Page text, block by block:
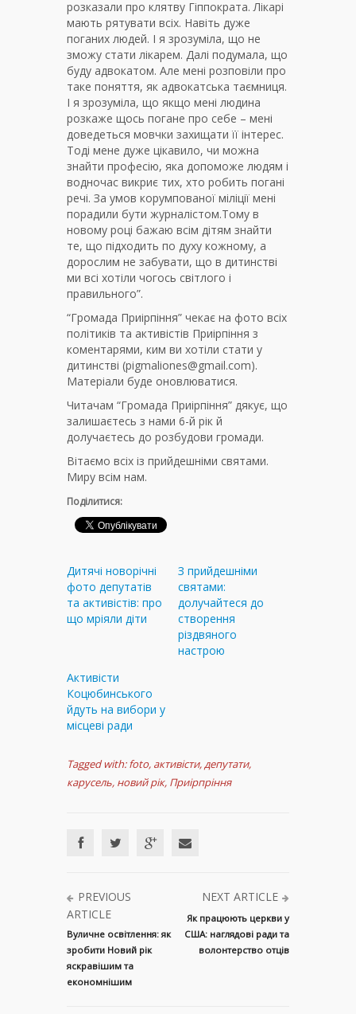
розказали про клятву Гіппократа. Лікарі
мають рятувати всіх. Навіть дуже
поганих людей. І я зрозуміла, що не
зможу стати лікарем. Далі подумала, що
буду адвокатом. Але мені розповіли про
таке поняття, як адвокатська таємниця.
І я зрозуміла, що якщо мені людина
розкаже щось погане про себе – мені
доведеться мовчки захищати її інтерес.
Тоді мене дуже цікавило, чи можна
знайти професію, яка допоможе людям і
водночас викриє тих, хто робить погані
речі. За умов корумпованої міліції мені
порадили бути журналістом.Тому в
новому році бажаю всім дітям знайти
те, що підходить по духу кожному, а
дорослим не забувати, що в дитинстві
ми всі хотіли чогось світлого і
правильного”.
“Громада Приірпіння” чекає на фото всіх
політиків та активістів Приірпіння з
коментарями, ким ви хотіли стати у
дитинстві (pigmaliones@gmail.com).
Матеріали буде оновлюватися.
Читачам “Громада Приірпіння” дякує, що
залишаєтесь з нами 6-й рік й
долучаєтесь до розбудови громади.
Вітаємо всіх із прийдешніми святами.
Миру всім нам.
Поділитися:
Дитячі новорічні
фото депутатів
та активістів: про
що мріяли діти
З прийдешніми
святами:
долучайтеся до
створення
різдвяного
настрою
Активісти
Коцюбинського
йдуть на вибори у
місцеві ради
Tagged with: foto, активісти,депутати,
карусель, новий рік, Приірпріння
PREVIOUS
ARTICLE
Вуличне освітлення: як
зробити Новий рік
яскравішим та
економнішим
NEXT ARTICLE
Як працюють церкви у
США: наглядові ради та
волонтерство отців